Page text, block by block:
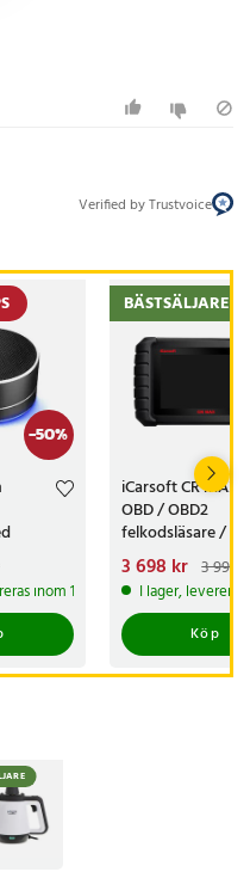
Verified by Trustvoice
-50%
:
inom 1-2 vardagar
BÄSTSÄLJARE
iCarsoft CR MAX
OBD / OBD2
felkodsläsare /
diagnosverktyg
Nuvarande pris
3 698 krTidigare
3 999 kr
3 698 kr 3 999
I lager,
Köp